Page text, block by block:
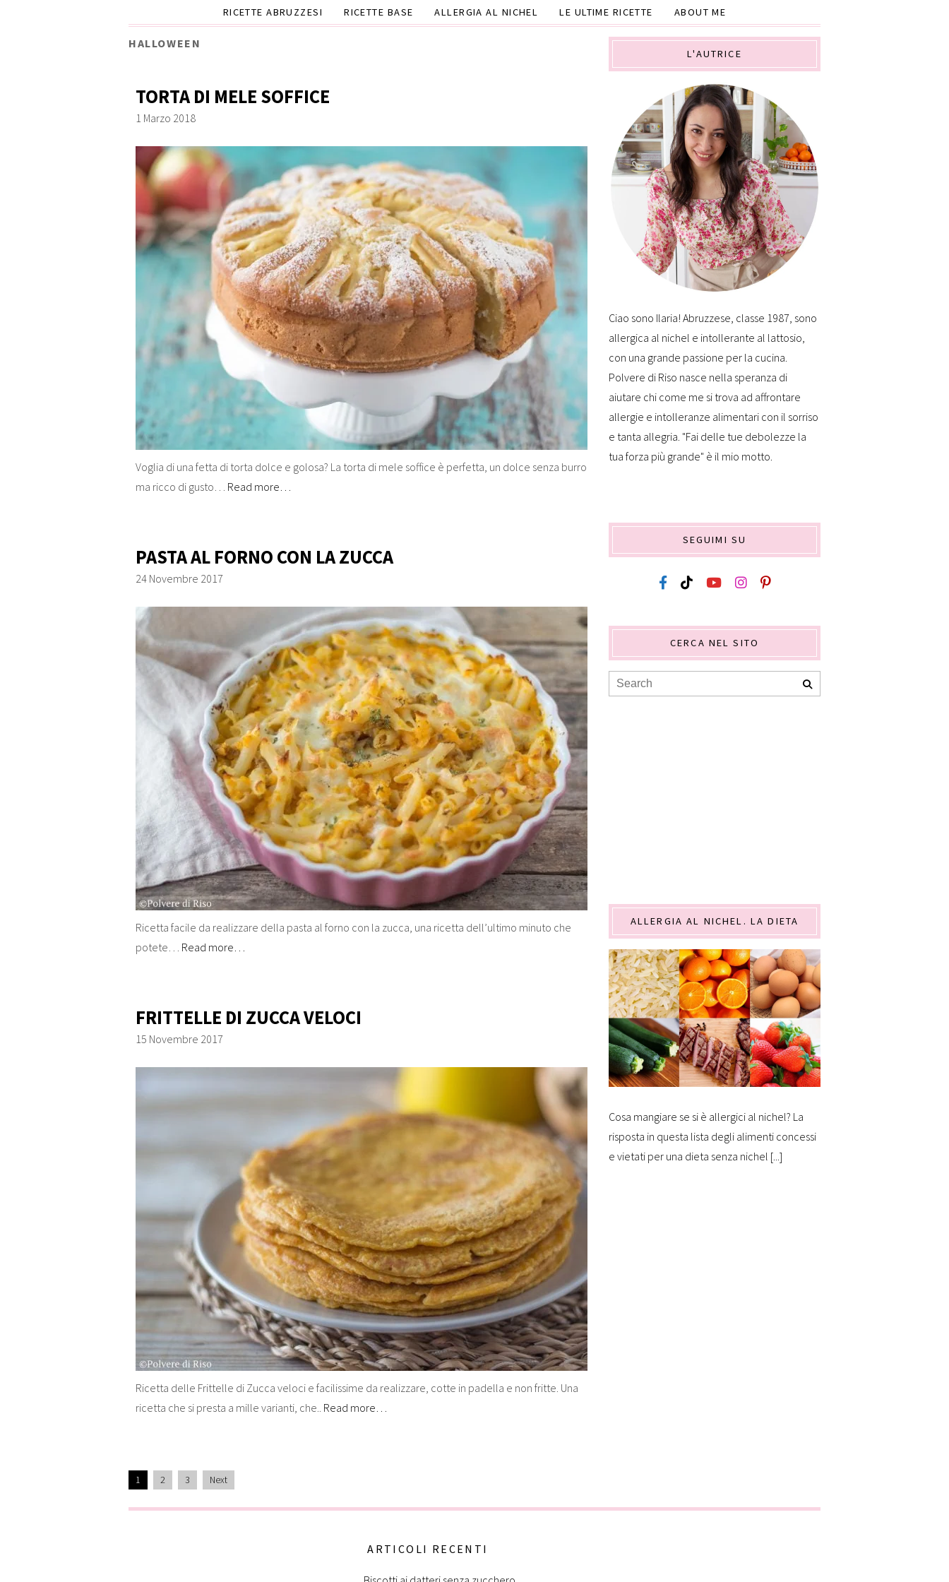
RICETTE ABRUZZESI
RICETTE BASE ALLERGIA AL NICHEL LE ULTIME RICETTE ABOUT ME
HALLOWEEN
TORTA DI MELE SOFFICE
1 Marzo 2018
Voglia di una fetta di torta dolce e golosa? La torta di mele soffice è perfetta, un dolce senza burro
ma ricco di gusto… Read more…
PASTA AL FORNO CON LA ZUCCA
24 Novembre 2017
Ricetta facile da realizzare della pasta al forno con la zucca, una ricetta dell’ultimo minuto che
potete… Read more…
FRITTELLE DI ZUCCA VELOCI
15 Novembre 2017
Ricetta delle Frittelle di Zucca veloci e facilissime da realizzare, cotte in padella e non fritte. Una
ricetta che si presta a mille varianti, che.. Read more…
1 2 3 Next
L'AUTRICE
Ciao sono Ilaria! Abruzzese, classe 1987, sono
allergica al nichel e intollerante al lattosio,
con una grande passione per la cucina.
Polvere di Riso nasce nella speranza di
aiutare chi come me si trova ad affrontare
allergie e intolleranze alimentari con il sorriso
e tanta allegria. "Fai delle tue debolezze la
tua forza più grande" è il mio motto.
SEGUIMI SU
CERCA NEL SITO
ALLERGIA AL NICHEL. LA DIETA
Cosa mangiare se si è allergici al nichel? La
risposta in questa lista degli alimenti concessi
e vietati per una dieta senza nichel [...]
ARTICOLI RECENTI